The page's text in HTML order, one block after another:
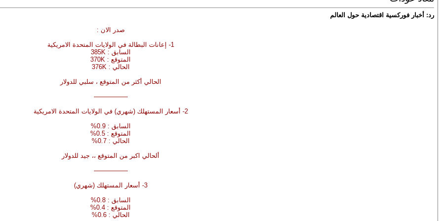
رد: أخبار فوركسية اقتصادية حول العالم
صدر الان :
1- إعانات البطالة في الولايات المتحدة الامريكية
السابق : 385K
المتوقع : 370K
الحالي : 376K
الحالي أكثر من المتوقع ، سلبي للدولار
—————-
2- أسعار المستهلك (شهري) في الولايات المتحدة الامريكية
السابق : 0.9%
المتوقع : 0.5%
الحالي : 0.7%
ألحالي اكبر من المتوقع ،، جيد للدولار
—————-
3- أسعار المستهلك (شهري)
السابق : 0.8%
المتوقع : 0.4%
الحالي : 0.6%